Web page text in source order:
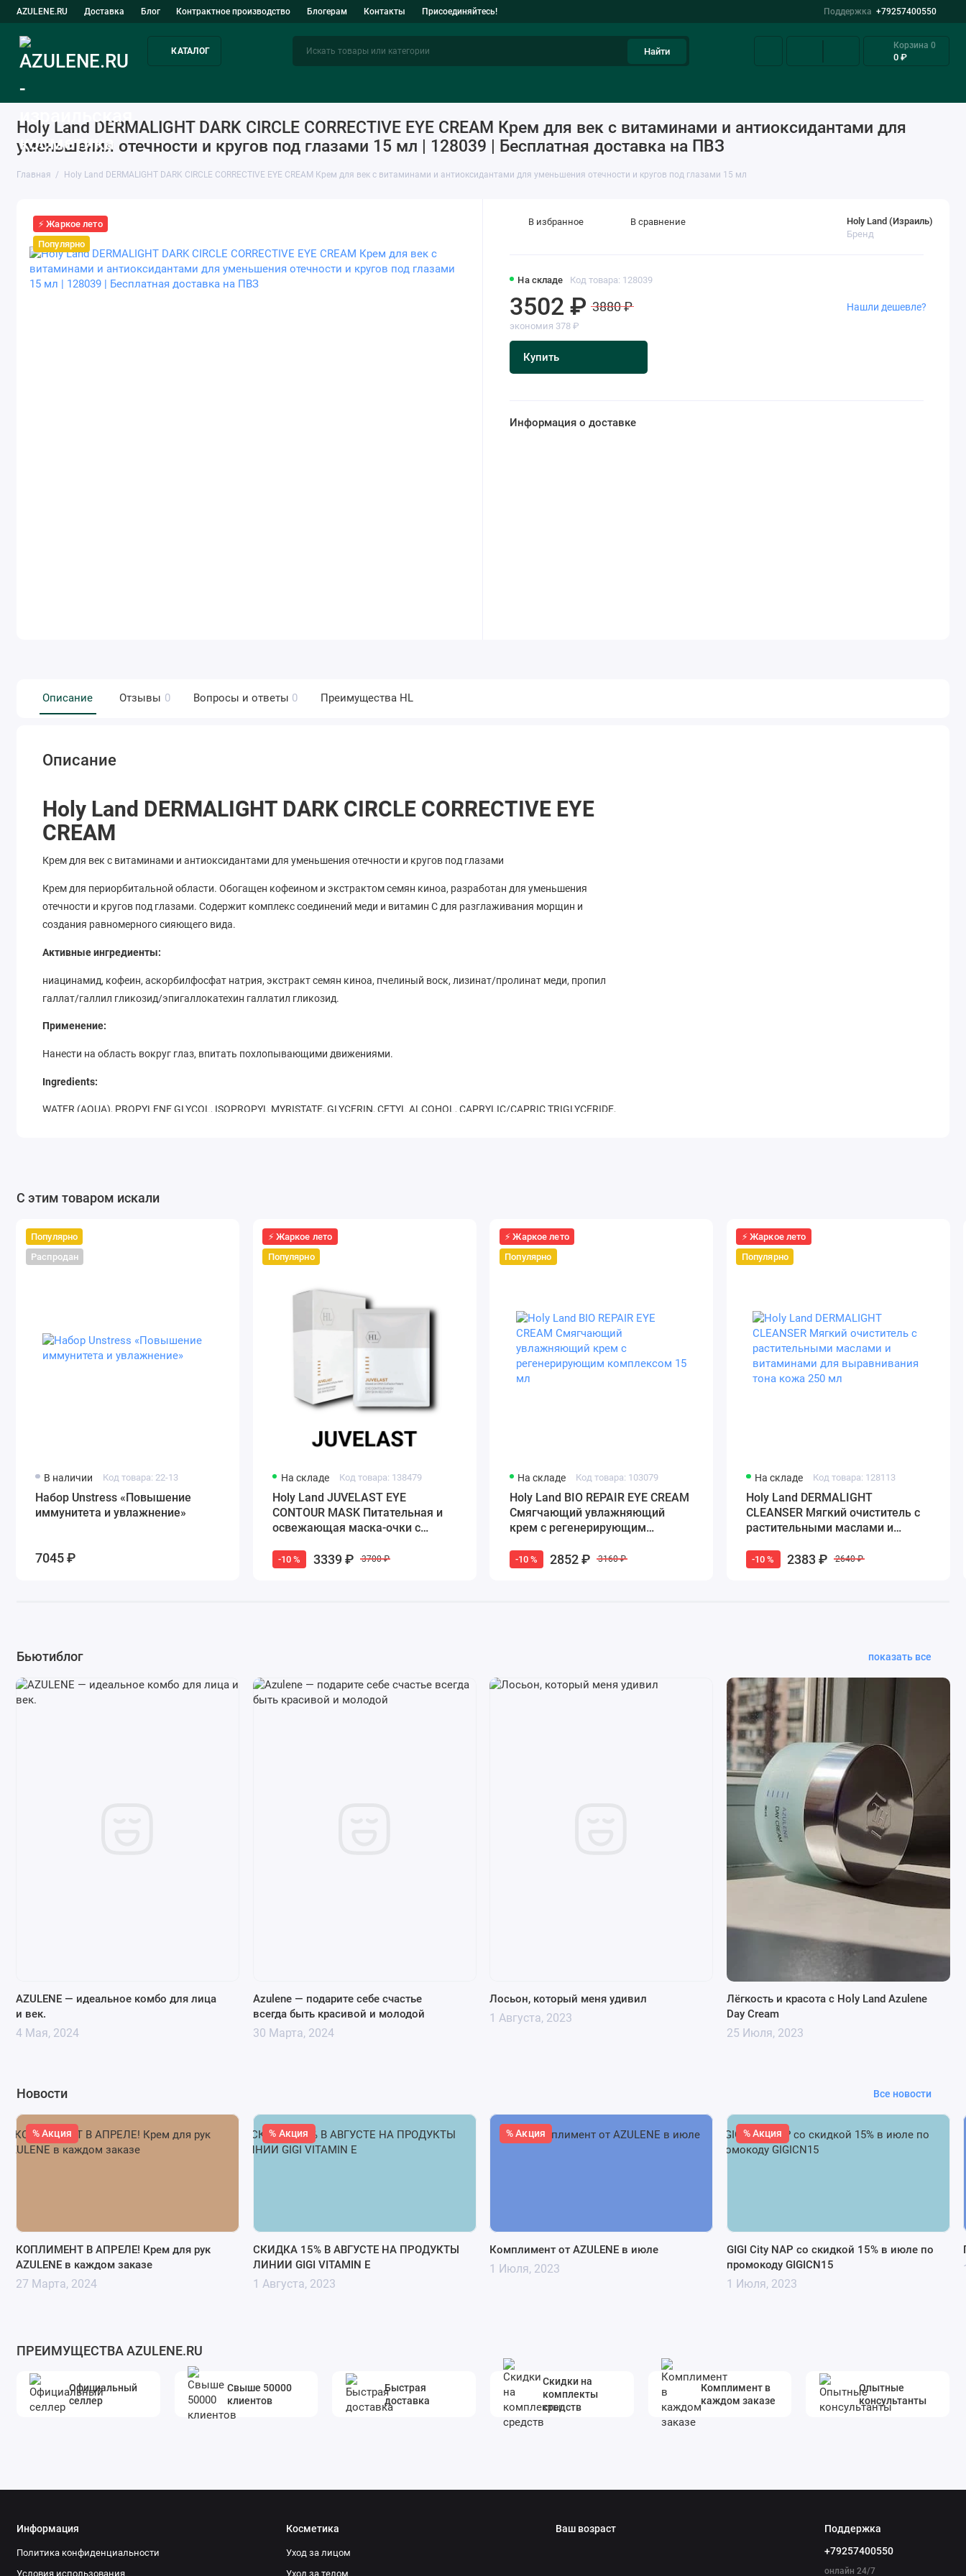
AZULENE.RU Доставка Блог Контрактное производство Блогерам Контакты Присоединяйтесь! Поддержка +79257400550
КАТАЛОГ Найти
Корзина 0
0 ₽
Holy Land DERMALIGHT DARK CIRCLE CORRECTIVE EYE CREAM Крем для век с витаминами и антиоксидантами для
уменьшения отечности и кругов под глазами 15 мл | 128039 | Бесплатная доставка на ПВЗ
Главная Holy Land DERMALIGHT DARK CIRCLE CORRECTIVE EYE CREAM Крем для век с витаминами и антиоксидантами для уменьшения отечности и кругов под глазами 15 мл
⚡ Жаркое лето
Популярно
На складе Код товара: 128039
Holy Land (Израиль)
Бренд
3502 ₽ 3880 ₽
экономия 378 ₽
Купить
Нашли дешевле?
В избранное В сравнение
Информация о доставке
Описание Отзывы 0 Вопросы и ответы 0 Преимущества HL
Описание
Holy Land DERMALIGHT DARK CIRCLE CORRECTIVE EYE
CREAM
Крем для век с витаминами и антиоксидантами для уменьшения отечности и кругов под глазами
Крем для периорбитальной области. Обогащен кофеином и экстрактом семян киноа, разработан для уменьшения
отечности и кругов под глазами. Содержит комплекс соединений меди и витамин С для разглаживания морщин и
создания равномерного сияющего вида.
Активные ингредиенты:
ниацинамид, кофеин, аскорбилфосфат натрия, экстракт семян киноа, пчелиный воск, лизинат/пролинат меди, пропил
галлат/галлил гликозид/эпигаллокатехин галлатил гликозид.
Применение:
Нанести на область вокруг глаз, впитать похлопывающими движениями.
Ingredients:
WATER (AQUA), PROPYLENE GLYCOL, ISOPROPYL MYRISTATE, GLYCERIN, CETYL ALCOHOL, CAPRYLIC/CAPRIC TRIGLYCERIDE,
GLUCOSIDE, EPIGALLOCATECHIN GALLATYL GLUCOSIDE, IMIDAZOLIDINYL UREA, PHENOXYETHANOL.
С этим товаром искали
Популярно
Распродан
В наличии Код товара: 22-13
Набор Unstress «Повышение
иммунитета и увлажнение»
7045 ₽
⚡ Жаркое лето
Популярно
На складе Код товара: 138479
Holy Land JUVELAST EYE
CONTOUR MASK Питательная и
освежающая маска-очки с
экстрактами 5 шт
-10 % 3339 ₽ 3700 ₽
⚡ Жаркое лето
Популярно
На складе Код товара: 103079
Holy Land BIO REPAIR EYE CREAM
Смягчающий увлажняющий
крем с регенерирующим
-10 % 2852 ₽ 3160 ₽
⚡ Жаркое лето
Популярно
На складе Код товара: 128113
Holy Land DERMALIGHT
CLEANSER Мягкий очиститель с
растительными маслами и
тона кожа 250 мл
-10 % 2383 ₽ 2640 ₽
Бьютиблог показать все
AZULENE — идеальное комбо для лица
и век.
4 Мая, 2024
Azulene — подарите себе счастье
всегда быть красивой и молодой
30 Марта, 2024
Лосьон, который меня удивил
1 Августа, 2023
Лёгкость и красота с Holy Land Azulene
Day Cream
25 Июля, 2023
Новости Все новости
% Акция
КОПЛИМЕНТ В АПРЕЛЕ! Крем для рук
AZULENE в каждом заказе
27 Марта, 2024
% Акция
СКИДКА 15% В АВГУСТЕ НА ПРОДУКТЫ
ЛИНИИ GIGI VITAMIN E
1 Августа, 2023
% Акция
Комплимент от AZULENE в июле
1 Июля, 2023
% Акция
GIGI City NAP со скидкой 15% в июле по
промокоду GIGICN15
1 Июля, 2023
ПРЕИМУЩЕСТВА AZULENE.RU
Официальный
селлер
Свыше 50000
клиентов
Быстрая
доставка
Скидки на
комплекты
средств
Комплимент в
каждом заказе
Опытные
консультанты
Информация
Политика конфиденциальности
Условия использования
Косметика
Уход за лицом
Уход за телом
Ваш возраст
Поддержка
+79257400550
онлайн 24/7